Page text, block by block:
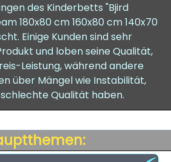
des Kinderbetts "Bjird
180x80 cm 160x80 cm 140x70
Einige Kunden sind sehr
und loben seine Qualität,
Leistung, während andere
über Mängel wie Instabilität,
Qualität haben.